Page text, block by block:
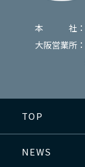
本 社：
大阪営業所：
TOP
NEWS